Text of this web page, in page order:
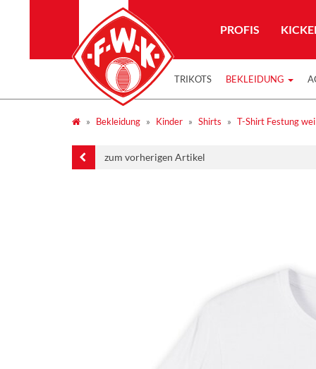
PROFIS
TRIKOTS BEKLEIDUNG
Bekleidung Kinder Shirts T-Shirt Festung
zum vorherigen Artikel